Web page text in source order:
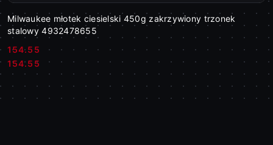
Milwaukee młotek ciesielski 450g zakrzywiony trzonek
stalowy 4932478655
Cena:
154.55
Cena:
154.55